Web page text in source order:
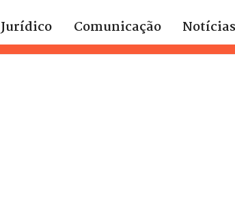
Jurídico Comunicação Notícias